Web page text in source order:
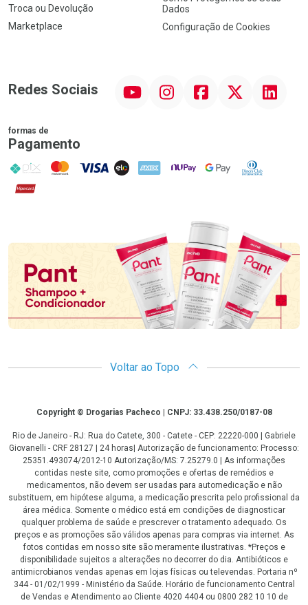
Troca ou Devolução
Marketplace
Dados
Configuração de Cookies
Redes Sociais InstagramFacebookTwitter Linkedin
formas de
Pagamento
PIX MasterCard
VISA ELO AMEX NuPay Google PayDiners Club
Hipercard
Promoção em Destaque
Voltar ao Topo
CopyrightCopyright © Drogarias Pacheco | CNPJ: 33.438.250/0187-08
Rio de Janeiro - RJ: Rua do Catete, 300 - Catete - CEP: 22220-000 | Gabriele
Giovanelli - CRF 28127 | 24 horas| Autorização de funcionamento: Processo:
25351.493074/2012-10 Autorização/MS: 7.25279.0 | As informações
contidas neste site, como promoções e ofertas de remédios e
medicamentos, não devem ser usadas para automedicação e não
substituem, em hipótese alguma, a medicação prescrita pelo profissional da
área médica. Somente o médico está em condições de diagnosticar
qualquer problema de saúde e prescrever o tratamento adequado. Os
preços e as promoções são válidos apenas para compras via internet. As
fotos contidas em nosso site são meramente ilustrativas. *Preços e
disponibilidade sujeitos a alterações no decorrer do dia. Antibióticos e
antimicrobianos vendas apenas em lojas físicas ou televendas. Portaria nº
344 - 01/02/1999 - Ministério da Saúde. Horário de funcionamento Central
de Vendas e Atendimento ao Cliente 4020 4404 ou 0800 282 10 10 de